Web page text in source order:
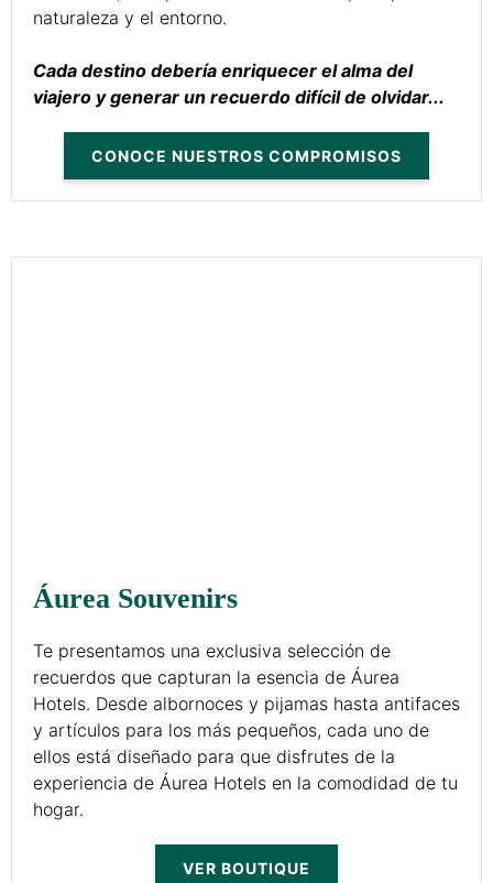
naturaleza y el entorno.
Cada destino debería enriquecer el alma del
viajero y generar un recuerdo difícil de olvidar...
Áurea Souvenirs
Te presentamos una exclusiva selección de
recuerdos que capturan la esencia de Áurea
Hotels. Desde albornoces y pijamas hasta antifaces
y artículos para los más pequeños, cada uno de
ellos está diseñado para que disfrutes de la
experiencia de Áurea Hotels en la comodidad de tu
hogar.